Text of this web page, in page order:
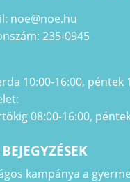
noe@noe.hu
235-0945
10:00-16:00, péntek
08:00-16:00,
kampánya a